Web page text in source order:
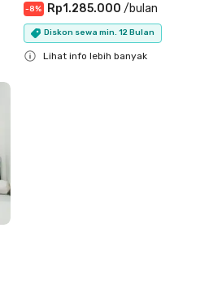
-8% Rp1.285.000 /bulan
Diskon sewa min. 12 Bulan
Lihat info lebih banyak